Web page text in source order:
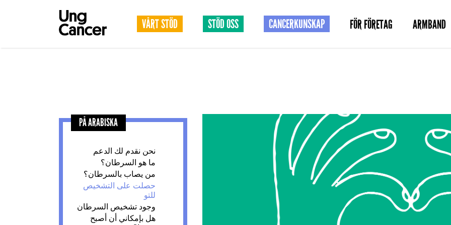
VÅRT STÖD STÖD OSS CANCERKUNSKAP FÖR FÖRETAG ARMBAND
PÅ ARABISKA
نحن نقدم لك الدعم
ما هو السرطان؟
من يصاب بالسرطان؟
حصلت على التشخيص
للتو
وجود تشخيص السرطان
هل بإمكاني أن أصبح